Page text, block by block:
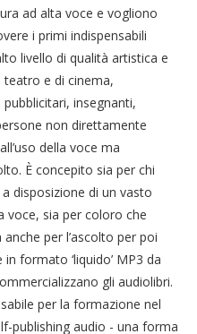
ad alta voce e vogliono
i primi indispensabili
livello di qualità artistica e
e di cinema,
insegnanti,
non direttamente
della voce ma
È concepito sia per chi
disposizione di un vasto
voce, sia per coloro che
per l’ascolto per poi
formato ‘liquido’ MP3 da
gli audiolibri.
per la formazione nel
publishing audio - una forma